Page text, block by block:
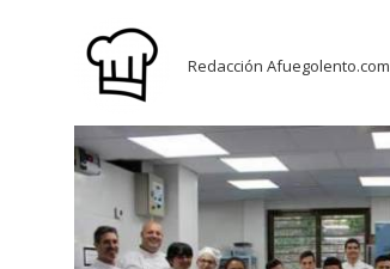
Redacción Afuegolento.com